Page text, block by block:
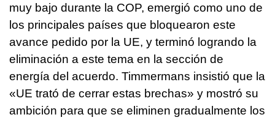
muy bajo durante la COP, emergió como uno de
los principales países que bloquearon este
avance pedido por la UE, y terminó logrando la
eliminación a este tema en la sección de
energía del acuerdo. Timmermans insistió que la
«UE trató de cerrar estas brechas» y mostró su
ambición para que se eliminen gradualmente los